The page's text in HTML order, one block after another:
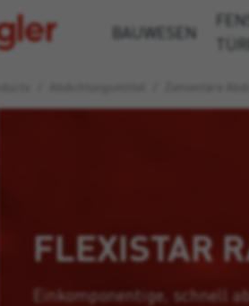
BAUWESEN
FLEXISTAR
Einkomponentige, schnell